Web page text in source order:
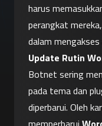
harus
perangkat
dalam mengakses
Update Rutin
Botnet sering
pada tema dan
diperbarui. Oleh